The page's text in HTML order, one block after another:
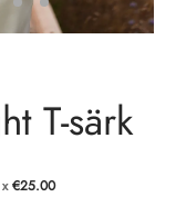
T-särk
€25.00